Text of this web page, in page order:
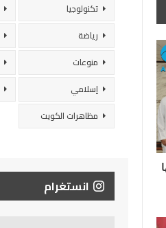
تكنولوجيا
رياضة
منوعات
إسلامي
مظاهرات الكويت
انستغرام